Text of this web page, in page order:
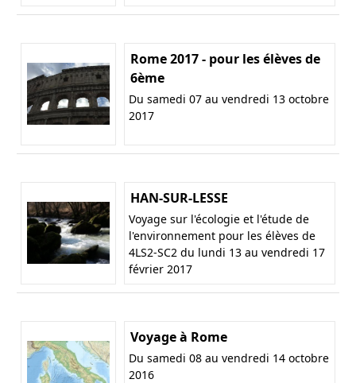
Rome 2017 - pour les élèves de
6ème
Du samedi 07 au vendredi 13 octobre
2017
HAN-SUR-LESSE
Voyage sur l'écologie et l'étude de
l'environnement pour les élèves de
4LS2-SC2 du lundi 13 au vendredi 17
février 2017
Voyage à Rome
Du samedi 08 au vendredi 14 octobre
2016